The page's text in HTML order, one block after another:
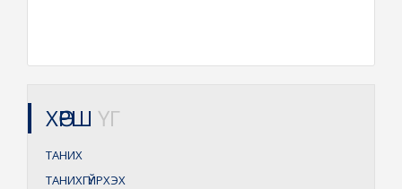
ХӨРШ ҮГ
ТАНИХ
ТАНИХГҮЙРХЭХ